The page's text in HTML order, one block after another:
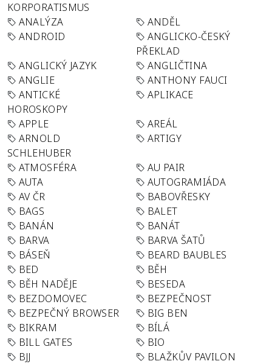
KORPORATISMUS
ANALÝZA
ANDĚL
ANDROID
ANGLICKO-ČESKÝ
PŘEKLAD
ANGLICKÝ JAZYK
ANGLIČTINA
ANGLIE
ANTHONY FAUCI
ANTICKÉ
HOROSKOPY
APLIKACE
APPLE
AREÁL
ARNOLD
SCHLEHUBER
ARTIGY
ATMOSFÉRA
AU PAIR
AUTA
AUTOGRAMIÁDA
AV ČR
BABOVŘESKY
BAGS
BALET
BANÁN
BANÁT
BARVA
BARVA ŠATŮ
BÁSEŇ
BEARD BAUBLES
BED
BĚH
BĚH NADĚJE
BESEDA
BEZDOMOVEC
BEZPEČNOST
BEZPEČNÝ BROWSER
BIG BEN
BIKRAM
BÍLÁ
BILL GATES
BIO
BJJ
BLAŽKŮV PAVILON